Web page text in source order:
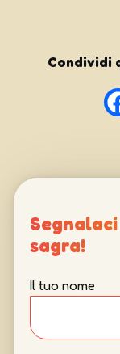
Condividi
sagra!
Il tuo nome